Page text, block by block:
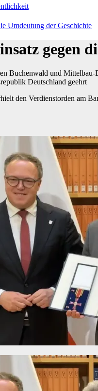
Umdeutung der Geschichte
gegen
Buchenwald und
Deutschland geehrt
den Verdienstorden am